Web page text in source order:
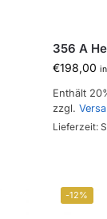
356 A
€198,00
Enthält
zzgl.
Lieferzeit:
-12%